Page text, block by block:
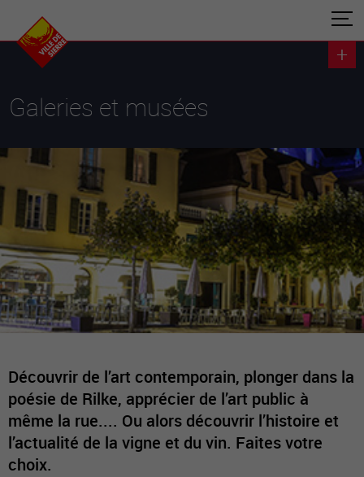
Galeries et musées
Découvrir de l’art contemporain, plonger dans la
poésie de Rilke, apprécier de l’art public à
même la rue.... Ou alors découvrir l’histoire et
l’actualité de la vigne et du vin. Faites votre
choix.